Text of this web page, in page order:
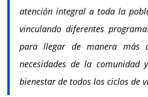
atención integral a toda la
vinculando diferentes
para llegar de manera más
necesidades de la comunidad
bienestar de todos los ciclos de